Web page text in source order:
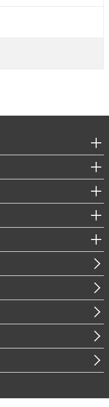
ス）・防災（政策）
トシティ